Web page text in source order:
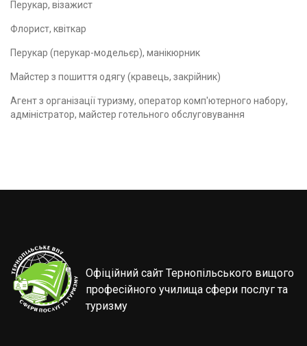
Перукар, візажист
Флорист, квіткар
Перукар (перукар-модельєр), манікюрник
Майстер з пошиття одягу (кравець, закрійник)
Агент з організації туризму, оператор комп'ютерного набору,
адміністратор, майстер готельного обслуговування
Офіційний сайт Тернопільського вищого
професійного училища сфери послуг та
туризму